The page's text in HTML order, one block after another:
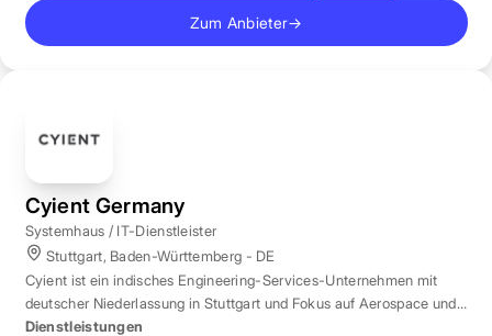
Zum Anbieter→
Cyient Germany
Systemhaus / IT-Dienstleister
Stuttgart, Baden-Württemberg - DE
Cyient ist ein indisches Engineering-Services-Unternehmen mit
deutscher Niederlassung in Stuttgart und Fokus auf Aerospace und
Automotive.
Dienstleistungen